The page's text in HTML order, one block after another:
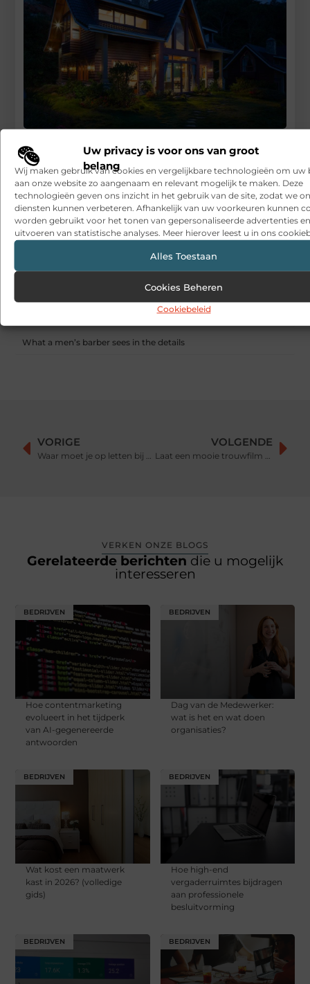
Uw privacy is voor ons van groot
belang
Wij maken gebruik van cookies en vergelijkbare technologieën om uw
aan onze website zo aangenaam en relevant mogelijk te maken. Deze
technologieën geven ons inzicht in het gebruik van de site, zodat we
diensten kunnen verbeteren. Afhankelijk van uw voorkeuren kunnen
worden gebruikt voor het tonen van gepersonaliseerde advertenties
uitvoeren van statistische analyses. Meer hierover leest u in ons
Alles Toestaan
Cookies Beheren
Cookiebeleid
RECENTE BERICHTEN
Snelle sfeerverbetering met accessoires die altijd passen
Een deur die open blijft zonder gedoe
Sitcon: Specialist in beveiligingsoplossingen en
Dag van de Medewerker: wat is het en wat doen organisaties?
What a men’s barber sees in the details
VORIGE
Waar moet je op letten bij het kopen van een huis?
VOLGENDE
Laat een mooie trouwfilm maken
VERKEN ONZE BLOGS
Gerelateerde berichten die u mogelijk
interesseren
BEDRIJVEN
Hoe contentmarketing
evolueert in het tijdperk
van AI-gegenereerde
antwoorden
BEDRIJVEN
Dag van de Medewerker:
wat is het en wat doen
organisaties?
BEDRIJVEN
Wat kost een maatwerk
kast in 2026? (volledige
gids)
BEDRIJVEN
Hoe high-end
vergaderruimtes bijdragen
aan professionele
besluitvorming
BEDRIJVEN BEDRIJVEN